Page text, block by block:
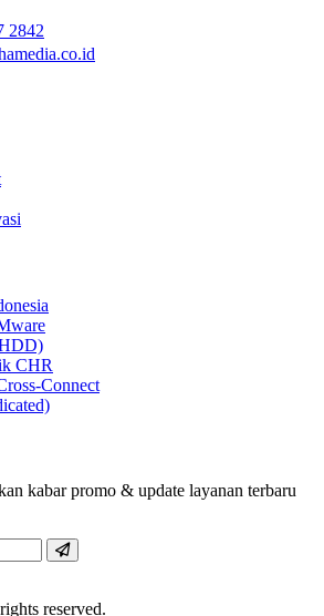
2842
CHR
Connect
kabar promo & update layanan terbaru
reserved.